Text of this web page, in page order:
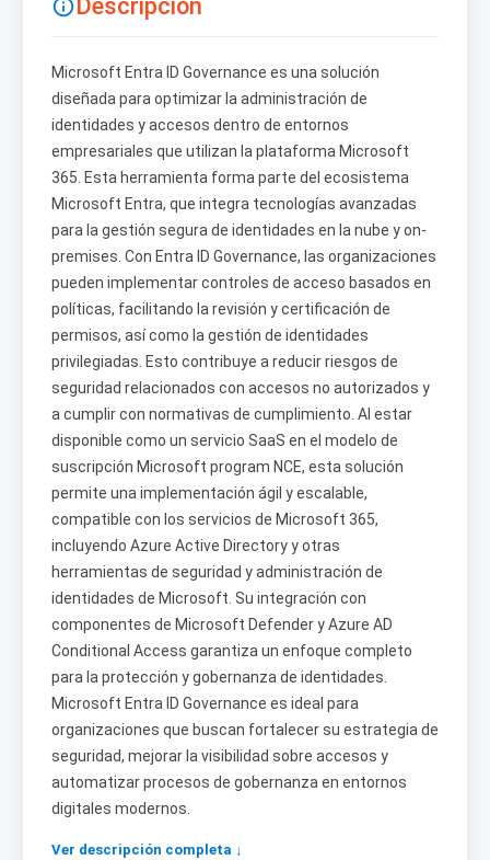
Descripción
Microsoft Entra ID Governance es una solución
diseñada para optimizar la administración de
identidades y accesos dentro de entornos
empresariales que utilizan la plataforma Microsoft
365. Esta herramienta forma parte del ecosistema
Microsoft Entra, que integra tecnologías avanzadas
para la gestión segura de identidades en la nube y on-
premises. Con Entra ID Governance, las organizaciones
pueden implementar controles de acceso basados en
políticas, facilitando la revisión y certificación de
permisos, así como la gestión de identidades
privilegiadas. Esto contribuye a reducir riesgos de
seguridad relacionados con accesos no autorizados y
a cumplir con normativas de cumplimiento. Al estar
disponible como un servicio SaaS en el modelo de
suscripción Microsoft program NCE, esta solución
permite una implementación ágil y escalable,
compatible con los servicios de Microsoft 365,
incluyendo Azure Active Directory y otras
herramientas de seguridad y administración de
identidades de Microsoft. Su integración con
componentes de Microsoft Defender y Azure AD
Conditional Access garantiza un enfoque completo
para la protección y gobernanza de identidades.
Microsoft Entra ID Governance es ideal para
organizaciones que buscan fortalecer su estrategia de
seguridad, mejorar la visibilidad sobre accesos y
automatizar procesos de gobernanza en entornos
digitales modernos.
Ver descripción completa ↓